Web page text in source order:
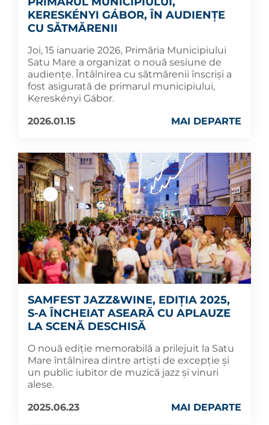
KERESKÉNYI GÁBOR, ÎN AUDIENȚE
CU SĂTMĂRENII
Joi, 15 ianuarie 2026, Primăria Municipiului
Satu Mare a organizat o nouă sesiune de
audiențe. Întâlnirea cu sătmărenii înscriși a
fost asigurată de primarul municipiului,
Kereskényi Gábor.
2026.01.15
MAI DEPARTE
SAMFEST JAZZ&WINE, EDIȚIA 2025,
S-A ÎNCHEIAT ASEARĂ CU APLAUZE
LA SCENĂ DESCHISĂ
O nouă ediție memorabilă a prilejuit la Satu
Mare întâlnirea dintre artiști de excepție și
un public iubitor de muzică jazz și vinuri
alese.
2025.06.23
MAI DEPARTE